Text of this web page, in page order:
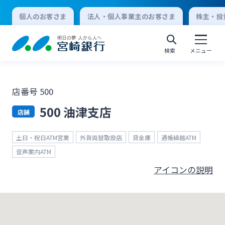
個人のお客さま 法人・個人事業主のお客さま 株主・
検索 メニュー
個人向けインターネットバンキング
ログオン
法人向けインターネットバンキング
店番号 500
店舗 500 油津支店
土日・祝日ATM営業 外貨両替取扱店 貸金庫
通帳繰越ATM
音声案内ATM
アイコンの説明